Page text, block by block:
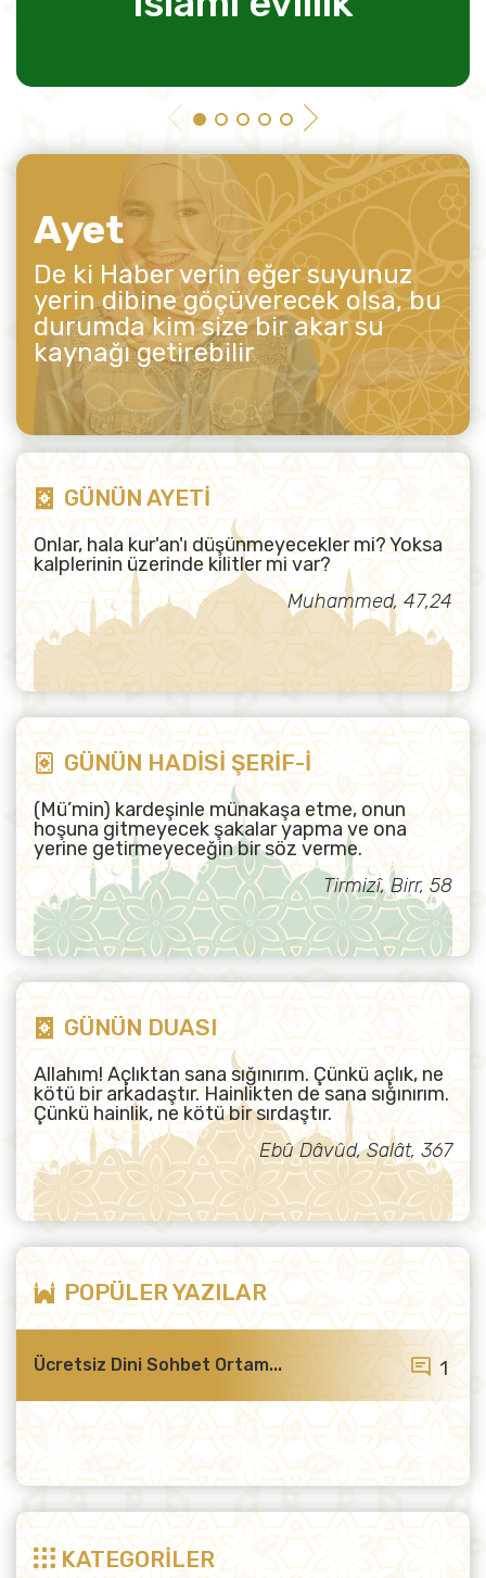
Ayet
De ki Haber verin eğer suyunuz
yerin dibine göçüverecek olsa, bu
durumda kim size bir akar su
kaynağı getirebilir
GÜNÜN AYETİ
Onlar, hala kur'an'ı düşünmeyecekler mi? Yoksa
kalplerinin üzerinde kilitler mi var?
Muhammed, 47,24
GÜNÜN HADİSİ ŞERİF-İ
(Mü’min) kardeşinle münakaşa etme, onun
hoşuna gitmeyecek şakalar yapma ve ona
yerine getirmeyeceğin bir söz verme.
Tirmizî, Birr, 58
GÜNÜN DUASI
Allahım! Açlıktan sana sığınırım. Çünkü açlık, ne
kötü bir arkadaştır. Hainlikten de sana sığınırım.
Çünkü hainlik, ne kötü bir sırdaştır.
Ebû Dâvûd, Salât, 367
POPÜLER YAZILAR
Ücretsiz Dini Sohbet Ortam... 1
KATEGORİLER